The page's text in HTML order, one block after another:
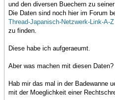
und den diversen Buechern zu
Die Daten sind noch hier im Forum
Thread-Japanisch-Netzwerk-Link-A-Z
zu finden.
Diese habe ich aufgeraeumt.
Aber was machen mit diesen Daten?
Hab mir das mal in der Badewanne
mit der Moeglichkeit einer